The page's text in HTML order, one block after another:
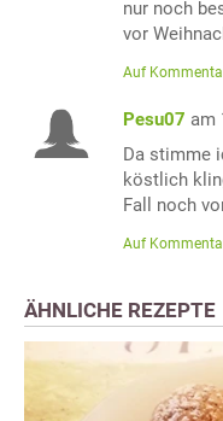
nur noch
vor
Auf
Pesu07 am
Da stimme
köstlich
Fall noch
Auf
ÄHNLICHE REZEPTE